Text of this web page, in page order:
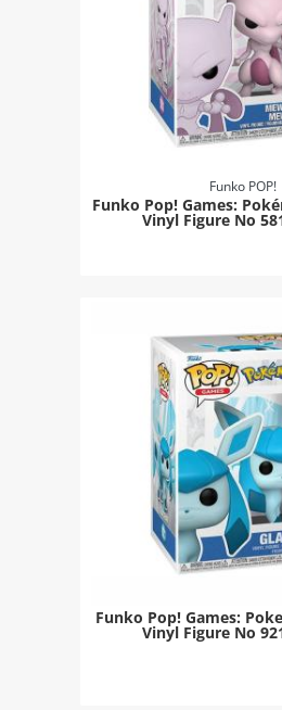
Funko POP!
Funko Pop! Games:
Vinyl Figure Νο
Funko Pop! Games:
Vinyl Figure Νο